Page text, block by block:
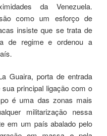
da Venezuela.
como um esforço de
insiste que se trata de
de regime e ordenou a
Guaira, porta de entrada
principal ligação com o
é uma das zonas mais
militarização nessa
em um país abalado pelo